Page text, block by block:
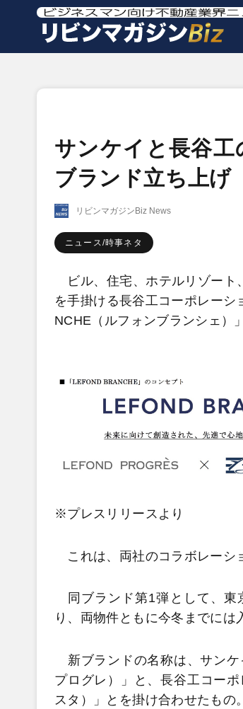
サンケイと長谷
ブランド立ち上げ
リビンマガジンBiz News
ニュース/時事ネタ
ビル、住宅、ホテルリゾート
を手掛ける長谷工コーポレー
NCHE（ルフォンブランシェ）
※プレスリリースより
これは、両社のコラボレーシ
同ブランド第1弾として、東
り、両物件ともに今冬までには
新ブランドの名称は、サンケ
プログレ）」と、長谷工コー
スタ）」とを掛け合わせたもの。